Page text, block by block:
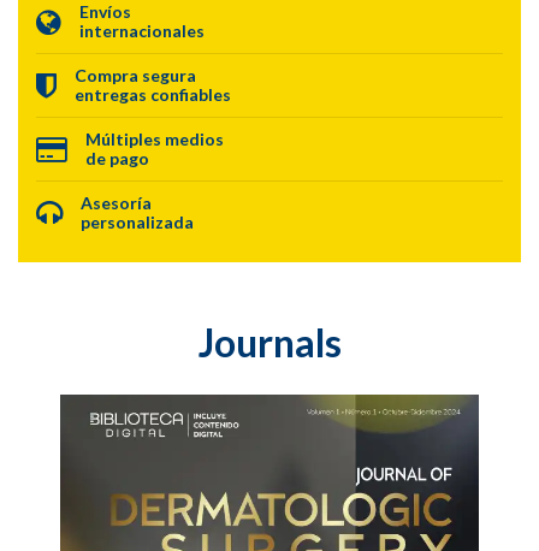
periodontales locales y sistémicas
Dimitris Tatakis | Eleana
Stoufi | George Laskaris
150,00 USD ($)
Envíos
internacionales
Compra segura
entregas confiables
Múltiples medios
de pago
Asesoría
personalizada
Journals